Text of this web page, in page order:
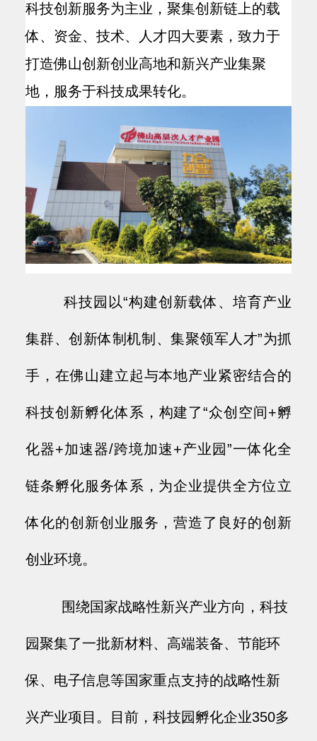
科技创新服务为主业，聚集创新链上的载
体、资金、技术、人才四大要素，致力于
打造佛山创新创业高地和新兴产业集聚
地，服务于科技成果转化。
科技园以“构建创新载体、培育产业
集群、创新体制机制、集聚领军人才”为抓
手，在佛山建立起与本地产业紧密结合的
科技创新孵化体系，构建了“众创空间+孵
化器+加速器/跨境加速+产业园”一体化全
链条孵化服务体系，为企业提供全方位立
体化的创新创业服务，营造了良好的创新
创业环境。
围绕国家战略性新兴产业方向，科技
园聚集了一批新材料、高端装备、节能环
保、电子信息等国家重点支持的战略性新
兴产业项目。目前，科技园孵化企业350多